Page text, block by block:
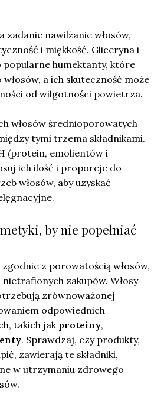
zadanie nawilżanie włosów,
i miękkość. Gliceryna i
popularne humektanty, które
a ich skuteczność może
od wilgotności powietrza.
włosów średnioporowatych
tymi trzema składnikami.
(protein, emolientów i
ich ilość i proporcje do
włosów, aby uzyskać
by nie popełniać
zgodnie z porowatością włosów,
nietrafionych zakupów. Włosy
zrównoważonej
odpowiednich
takich jak proteiny,
. Sprawdzaj, czy produkty,
zawierają te składniki,
w utrzymaniu zdrowego